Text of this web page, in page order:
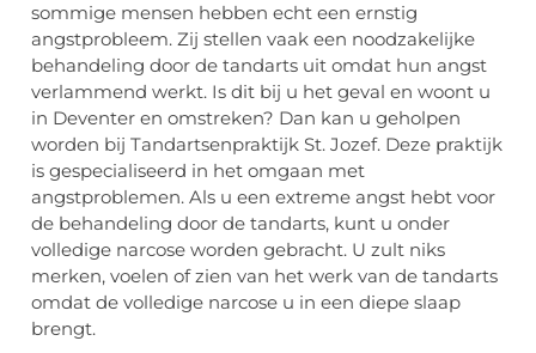
sommige mensen hebben echt een ernstig
angstprobleem. Zij stellen vaak een noodzakelijke
behandeling door de tandarts uit omdat hun angst
verlammend werkt. Is dit bij u het geval en woont u
in Deventer en omstreken? Dan kan u geholpen
worden bij Tandartsenpraktijk St. Jozef. Deze praktijk
is gespecialiseerd in het omgaan met
angstproblemen. Als u een extreme angst hebt voor
de behandeling door de tandarts, kunt u onder
volledige narcose worden gebracht. U zult niks
merken, voelen of zien van het werk van de tandarts
omdat de volledige narcose u in een diepe slaap
brengt.